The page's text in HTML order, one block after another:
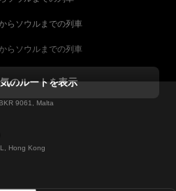
らソウルまでの列車
らソウルまでの列車
ールウェイまでの列車
ナポリまでの列車
のルートを表示
9061, Malta
Hong Kong